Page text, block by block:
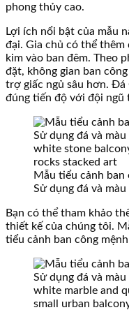
phong thủy cao.
Lợi ích nổi bật của mẫu
đại. Gia chủ có thể thêm
kim vào ban đêm. Theo
đặt, không gian ban
trợ giấc ngủ sâu hơn. Đá
đúng tiến độ với đội ngũ
Mẫu tiểu cảnh ban
Sử dụng đá và
Bạn có thể tham khảo
thiết kế của chúng tôi.
tiểu cảnh ban công